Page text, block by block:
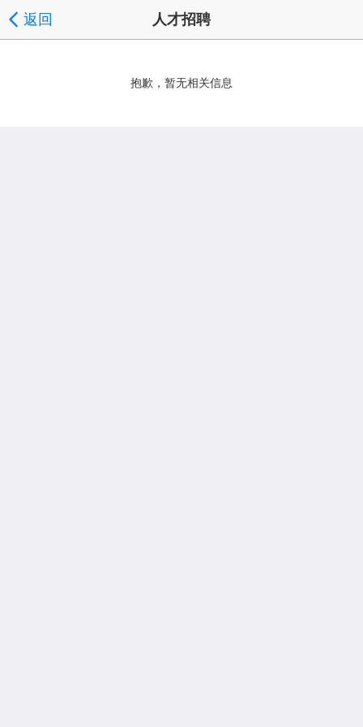
返回 人才招聘
抱歉，暂无相关信息